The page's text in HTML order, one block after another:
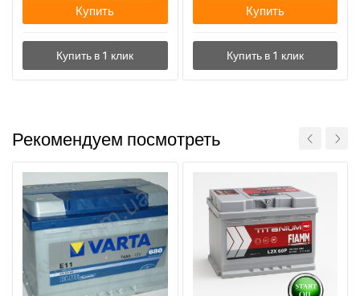
Купить Купить
Рекомендуем посмотреть